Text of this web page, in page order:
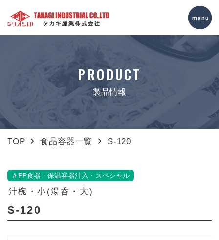
PRODUCT
製品情報
TOP 食品容器一覧 S-120
＃PP食器・保温容器汁入・スペシャル
汁椀・小(湯呑・大)
S-120